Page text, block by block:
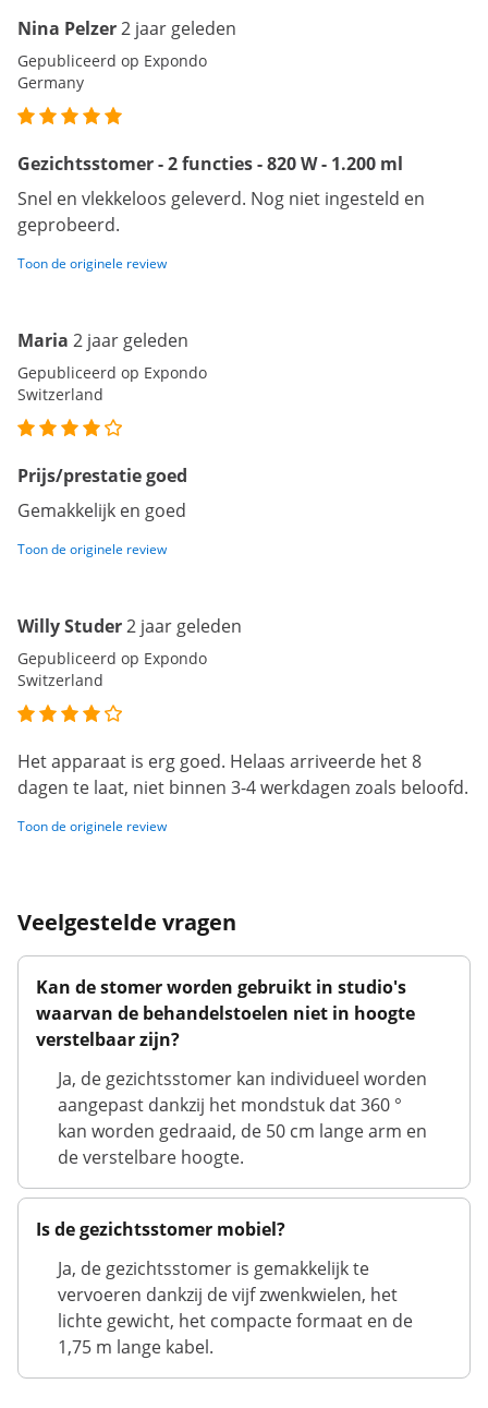
Nina Pelzer2 jaar geleden
Gepubliceerd op Expondo
Germany
Gezichtsstomer - 2 functies - 820 W - 1.200 ml
Snel en vlekkeloos geleverd. Nog niet ingesteld en
geprobeerd.
Toon de originele review
Maria 2 jaar geleden
Gepubliceerd op Expondo
Switzerland
Prijs/prestatie goed
Gemakkelijk en goed
Toon de originele review
Willy Studer2 jaar geleden
Gepubliceerd op Expondo
Switzerland
Het apparaat is erg goed. Helaas arriveerde het 8
dagen te laat, niet binnen 3-4 werkdagen zoals beloofd.
Toon de originele review
Veelgestelde vragen
Kan de stomer worden gebruikt in studio's
waarvan de behandelstoelen niet in hoogte
verstelbaar zijn?
Ja, de gezichtsstomer kan individueel worden
aangepast dankzij het mondstuk dat 360 °
kan worden gedraaid, de 50 cm lange arm en
de verstelbare hoogte.
Is de gezichtsstomer mobiel?
Ja, de gezichtsstomer is gemakkelijk te
vervoeren dankzij de vijf zwenkwielen, het
lichte gewicht, het compacte formaat en de
1,75 m lange kabel.